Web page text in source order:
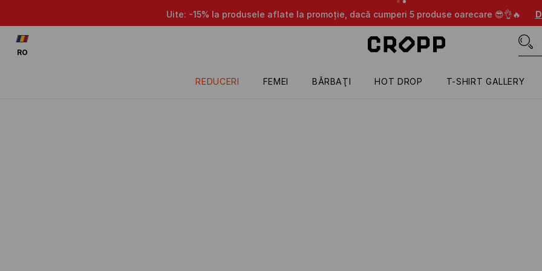
la produsele aflate la promoție, dacă cumperi 5 produse oarecare 😎👌🔥 DOAR ÎN APLICAȚIE
REDUCERI FEMEI BĂRBAŢI HOT DROP T-SHIRT GALLERY
RO